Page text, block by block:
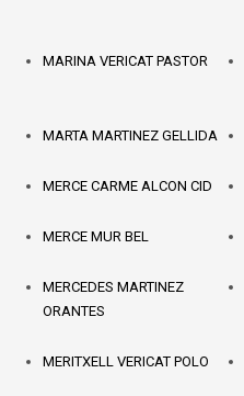
MARINA VERICAT PASTOR
MARTA MARTINEZ GELLIDA
MERCE CARME ALCON CID
MERCE MUR BEL
MERCEDES MARTINEZ
ORANTES
MERITXELL VERICAT POLO